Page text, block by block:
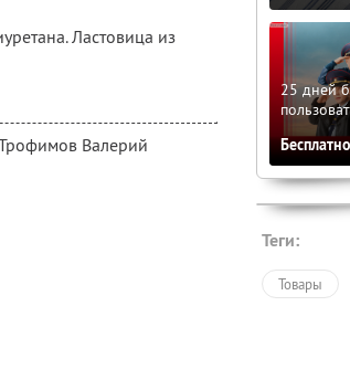
Ластовица из
Валерий
25 дней
Бесплатно
Теги:
Товары